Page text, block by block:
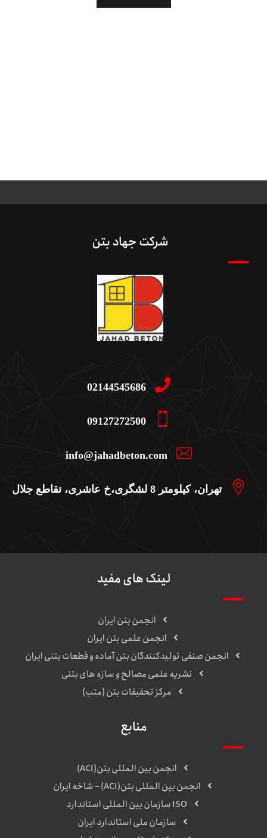
شرکت جهاد بتن
02144545686
09127272500
info@jahadbeton.com
تهران، کیلومتر 8 لشگری،خ عاشری، تقاطع جلال
لینک های مفید
انجمن بتن ایران
انجمن علمی بتن ایران
انجمن صنفی تولیدکنندگان بتن آماده و قطعات بتنی ایران
نشریه علمی مصالح و سازه های بتنی
مرکز تحقیقات بتن (متب)
منابع
انجمن بین المللی بتن(ACI)
انجمن بین المللی بتن(ACI) – شاخه ایران
ISO سازمان بین المللی استاندارد
سازمان ملی استاندارد ایران